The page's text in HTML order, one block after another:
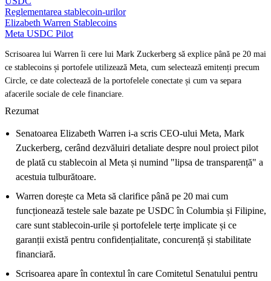
Reglementarea stablecoin-urilor
Elizabeth Warren Stablecoins
Meta USDC Pilot
Scrisoarea lui Warren îi cere lui Mark Zuckerberg să explice până pe 20 mai
ce stablecoins și portofele utilizează Meta, cum selectează emitenți precum
Circle, ce date colectează de la portofelele conectate și cum va separa
afacerile sociale de cele financiare.
Rezumat
Senatoarea Elizabeth Warren i-a scris CEO-ului Meta, Mark
Zuckerberg, cerând dezvăluiri detaliate despre noul proiect pilot
de plată cu stablecoin al Meta și numind "lipsa de transparență" a
acestuia tulburătoare.
Warren dorește ca Meta să clarifice până pe 20 mai cum
funcționează testele sale bazate pe USDC în Columbia și Filipine,
care sunt stablecoin-urile și portofelele terțe implicate și ce
garanții există pentru confidențialitate, concurență și stabilitate
financiară.
Scrisoarea apare în contextul în care Comitetul Senatului pentru